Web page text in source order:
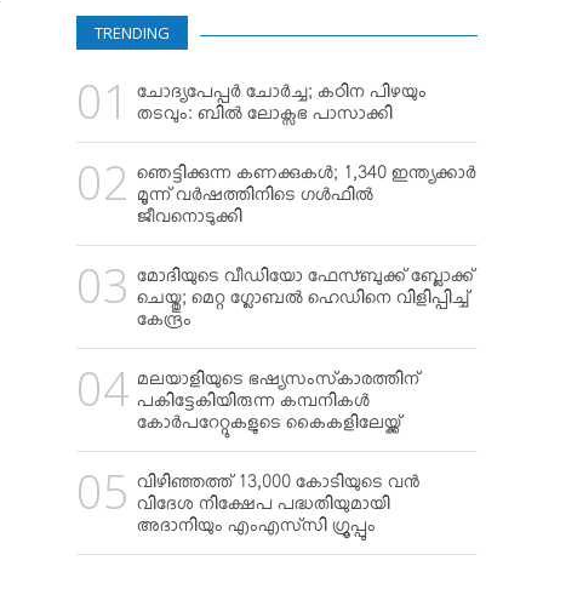
TRENDING
ചോദ്യപേപ്പര്‍ ചോര്‍ച്ച; കഠിന പിഴയും
തടവും: ബില്‍ ലോക്സഭ പാസാക്കി
ഞെട്ടിക്കുന്ന കണക്കുകള്‍; 1,340 ഇന്ത്യക്കാര്‍
മൂന്ന് വര്‍ഷത്തിനിടെ ഗള്‍ഫില്‍
ജീവനൊടുക്കി
മോദിയുടെ വീഡിയോ ഫേസ്ബുക്ക് ബ്ലോക്ക്
ചെയ്തു; മെറ്റ ഗ്ലോബല്‍ ഹെഡിനെ വിളിപ്പിച്ച്
കേന്ദ്രം
മലയാളിയുടെ ഭഷ്യസംസ്‌കാരത്തിന്
പകിട്ടേകിയിരുന്ന കമ്പനികള്‍
കോര്‍പറേറ്റുകളുടെ കൈകളിലേയ്ക്ക്
വിഴിഞ്ഞത്ത് 13,000 കോടിയുടെ വന്‍
വിദേശ നിക്ഷേപ പദ്ധതിയുമായി
അദാനിയും എംഎസ്‌സി ഗ്രൂപ്പും